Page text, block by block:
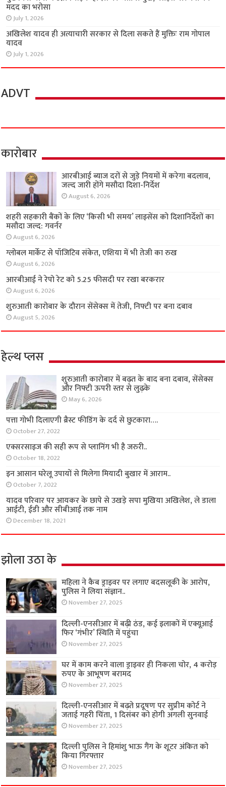
मदद का भरोसा
July 1, 2026
अखिलेश यादव ही अत्याचारी सरकार से दिला सकते हैं मुक्तिः राम गोपाल
यादव
July 1, 2026
ADVT
कारोबार
आरबीआई ब्याज दरों से जुड़े नियमों में करेगा बदलाव,
जल्द जारी होंगे मसौदा दिशा-निर्देश
August 6, 2026
शहरी सहकारी बैंकों के लिए ‘किसी भी समय’ लाइसेंस को दिशानिर्देशों का
मसौदा जल्द: गवर्नर
August 6, 2026
ग्लोबल मार्केट से पॉजिटिव संकेत, एशिया में भी तेजी का रुख
August 6, 2026
आरबीआई ने रेपो रेट को 5.25 फीसदी पर रखा बरकरार
August 6, 2026
शुरुआती कारोबार के दौरान सेंसेक्स में तेजी, निफ्टी पर बना दबाव
August 5, 2026
हेल्थ प्लस
शुरुआती कारोबार में बढ़त के बाद बना दबाव, सेंसेक्स
और निफ्टी ऊपरी स्तर से लुढ़के
May 6, 2026
पत्ता गोभी दिलाएगी ब्रैस्ट फीडिंग के दर्द से छुटकारा….
October 27, 2022
एक्सरसाइज की सही रूप से प्लानिंग भी है जरुरी..
October 18, 2022
इन आसान घरेलू उपायों से मिलेगा मियादी बुखार में आराम..
October 7, 2022
यादव परिवार पर आयकर के छापे से उखड़े सपा मुखिया अखिलेश, ले डाला
आईटी, ईडी और सीबीआई तक नाम
December 18, 2021
झोला उठा के
महिला ने कैब ड्राइवर पर लगाए बदसलूकी के आरोप,
पुलिस ने लिया संज्ञान..
November 27, 2025
दिल्ली-एनसीआर में बढ़ी ठंड, कई इलाकों में एक्यूआई
फिर ‘गंभीर’ स्थिति में पहुंचा
November 27, 2025
घर में काम करने वाला ड्राइवर ही निकला चोर, 4 करोड़
रुपए के आभूषण बरामद
November 27, 2025
दिल्ली-एनसीआर में बढ़ते प्रदूषण पर सुप्रीम कोर्ट ने
जताई गहरी चिंता, 1 दिसंबर को होगी अगली सुनवाई
November 27, 2025
दिल्ली पुलिस ने हिमांशु भाऊ गैंग के शूटर अंकित को
किया गिरफ्तार
November 27, 2025